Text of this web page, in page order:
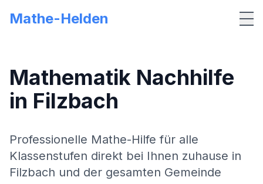
Mathe-Helden
Mathematik Nachhilfe
in Filzbach
Professionelle Mathe-Hilfe für alle
Klassenstufen direkt bei Ihnen zuhause in
Filzbach und der gesamten Gemeinde